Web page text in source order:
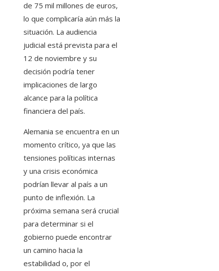
de 75 mil millones de euros,
lo que complicaría aún más la
situación. La audiencia
judicial está prevista para el
12 de noviembre y su
decisión podría tener
implicaciones de largo
alcance para la política
financiera del país.
Alemania se encuentra en un
momento crítico, ya que las
tensiones políticas internas
y una crisis económica
podrían llevar al país a un
punto de inflexión. La
próxima semana será crucial
para determinar si el
gobierno puede encontrar
un camino hacia la
estabilidad o, por el